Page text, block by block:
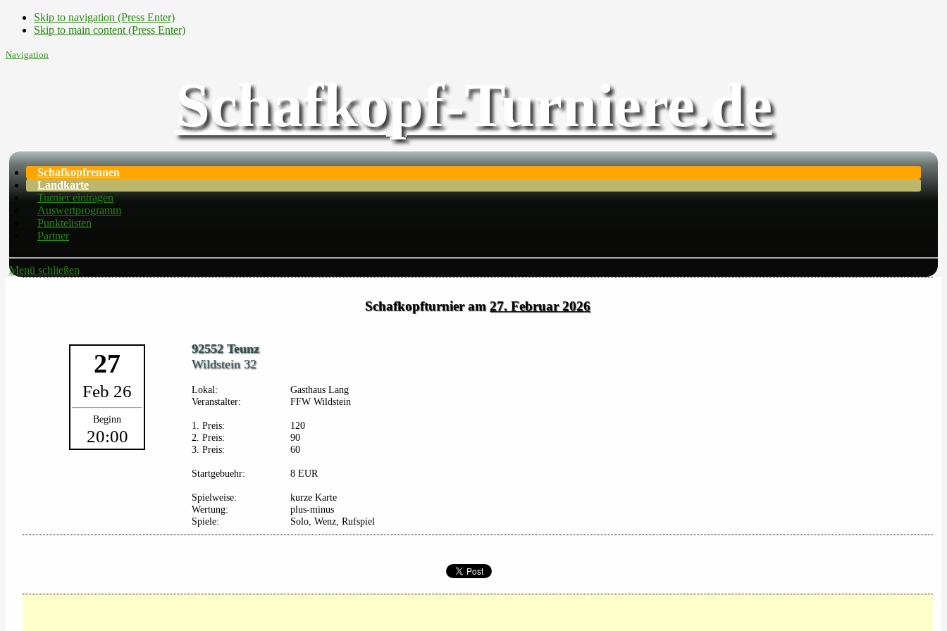
Skip to navigation (Press Enter)
Skip to main content (Press Enter)
Navigation
Schafkopf-Turniere.de
Schafkopfrennen
Landkarte
Turnier eintragen
Auswertprogramm
Punktelisten
Partner
Menü schließen
Schafkopfturnier am 27. Februar 2026
27
Feb 26
Beginn
20:00
92552 Teunz
Wildstein 32
Lokal:
Gasthaus Lang
Veranstalter:
FFW Wildstein
1. Preis:
120
2. Preis:
90
3. Preis:
60
Startgebuehr: 8 EUR
Spielweise:
kurze Karte
Wertung:
plus-minus
Spiele:
Solo, Wenz, Rufspiel